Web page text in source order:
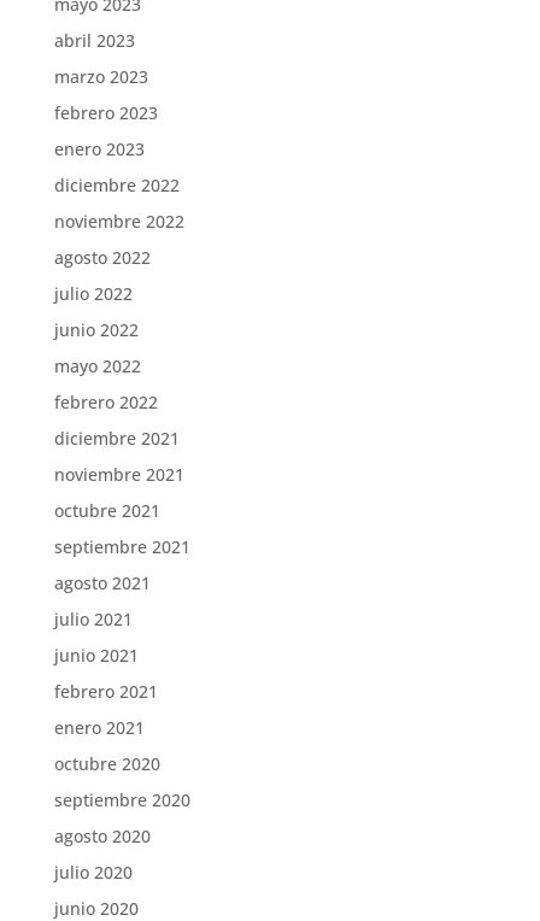
abril 2023
marzo 2023
febrero 2023
enero 2023
diciembre 2022
noviembre 2022
agosto 2022
julio 2022
junio 2022
mayo 2022
febrero 2022
diciembre 2021
noviembre 2021
octubre 2021
septiembre 2021
agosto 2021
julio 2021
junio 2021
febrero 2021
enero 2021
octubre 2020
septiembre 2020
agosto 2020
julio 2020
junio 2020